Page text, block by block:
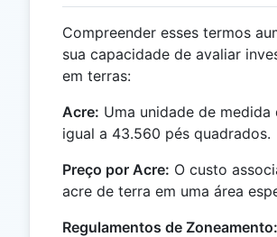
Compreender esses termos
sua capacidade de avaliar
em terras:
Acre: Uma unidade de medida
igual a 43.560 pés quadrados.
Preço por Acre: O custo
acre de terra em uma área
Regulamentos de Zoneamento: